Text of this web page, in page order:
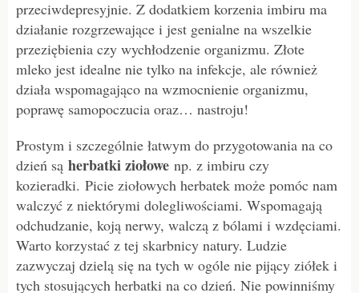
przeciwdepresyjnie. Z dodatkiem korzenia imbiru ma
działanie rozgrzewające i jest genialne na wszelkie
przeziębienia czy wychłodzenie organizmu. Złote
mleko jest idealne nie tylko na infekcje, ale również
działa wspomagająco na wzmocnienie organizmu,
poprawę samopoczucia oraz… nastroju!
Prostym i szczególnie łatwym do przygotowania na co
dzień są herbatki ziołowe np. z imbiru czy
kozieradki. Picie ziołowych herbatek może pomóc nam
walczyć z niektórymi dolegliwościami. Wspomagają
odchudzanie, koją nerwy, walczą z bólami i wzdęciami.
Warto korzystać z tej skarbnicy natury. Ludzie
zazwyczaj dzielą się na tych w ogóle nie pijący ziółek i
tych stosujących herbatki na co dzień. Nie powinniśmy